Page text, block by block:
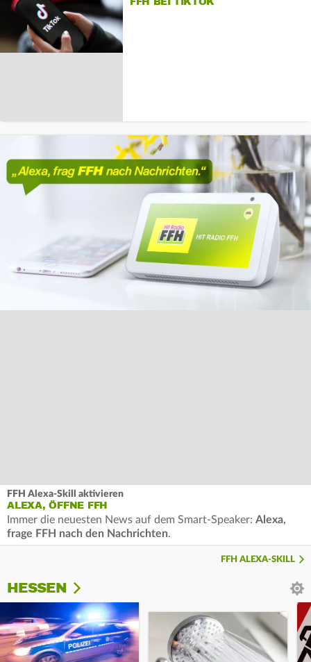
FFH Alexa-Skill aktivieren
ALEXA, ÖFFNE FFH
Immer die neuesten News auf dem Smart-Speaker: Alexa,
frage FFH nach den Nachrichten.
FFH ALEXA-SKILL
HESSEN